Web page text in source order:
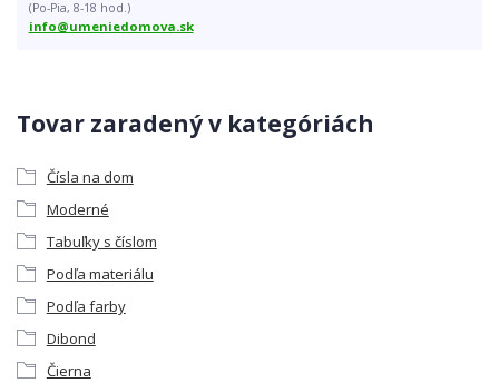
Tovar zaradený v kategóriách
Čísla na dom
Moderné
Tabuľky s číslom
Podľa materiálu
Podľa farby
Dibond
Čierna
(Po-Pia, 8-18 hod.)
info@umeniedomova.sk